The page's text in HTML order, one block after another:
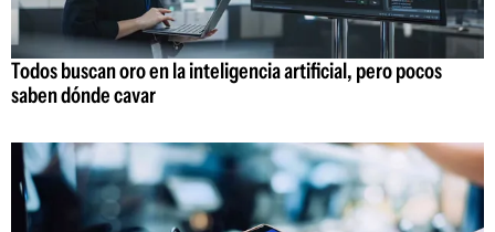
Todos buscan oro en la inteligencia artificial, pero pocos
saben dónde cavar